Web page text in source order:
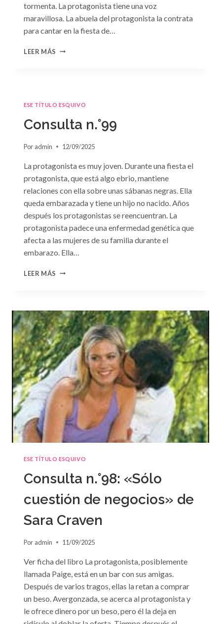
tormenta. La protagonista tiene una voz
maravillosa. La abuela del protagonista la contrata
para cantar en la fiesta de…
LEER MÁS CONSULTA
DE
EMMA
DARCY
ESE TÍTULO ESQUIVO
Consulta n.°99
Por admin 12/09/2025
La protagonista es muy joven. Durante una fiesta el
protagonista, que está algo ebrio, mantiene
relaciones con ella sobre unas sábanas negras. Ella
queda embarazada y tiene un hijo no nacido. Años
después los protagonistas se reencuentran. La
protagonista padece una enfermedad genética que
afecta a las mujeres de su familia durante el
embarazo. Ella…
LEER MÁS CONSULTA
ESE TÍTULO ESQUIVO
Consulta n.°98: «Sólo
cuestión de negocios» de
Sara Craven
Por admin 11/09/2025
Ver ficha del libro La protagonista, posiblemente
llamada Paige, está en un bar con sus amigas.
Después de varios tragos, ellas la retan a comprar
un beso. Avergonzada, se acerca al protagonista y
le ofrece dinero por un beso, pero él la deja en